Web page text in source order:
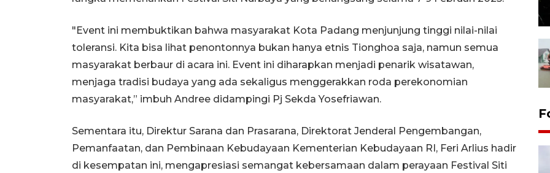
"Event ini membuktikan bahwa masyarakat Kota Padang menjunjung tinggi nilai-nilai
toleransi. Kita bisa lihat penontonnya bukan hanya etnis Tionghoa saja, namun semua
masyarakat berbaur di acara ini. Event ini diharapkan menjadi penarik wisatawan,
menjaga tradisi budaya yang ada sekaligus menggerakkan roda perekonomian
masyarakat,” imbuh Andree didampingi Pj Sekda Yosefriawan.
Sementara itu, Direktur Sarana dan Prasarana, Direktorat Jenderal Pengembangan,
Pemanfaatan, dan Pembinaan Kebudayaan Kementerian Kebudayaan RI, Feri Arlius hadir
di kesempatan ini, mengapresiasi semangat kebersamaan dalam perayaan Festival Siti